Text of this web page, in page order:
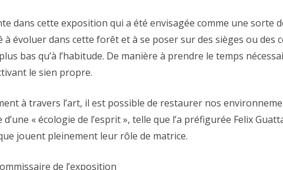
dans cette exposition qui a été envisagée comme une sorte
évoluer dans cette forêt et à se poser sur des sièges ou des
bas qu’à l’habitude. De manière à prendre le temps
le sien propre.
à travers l’art, il est possible de restaurer nos
« écologie de l’esprit », telle que l’a préfigurée Felix
jouent pleinement leur rôle de matrice.
de l’exposition